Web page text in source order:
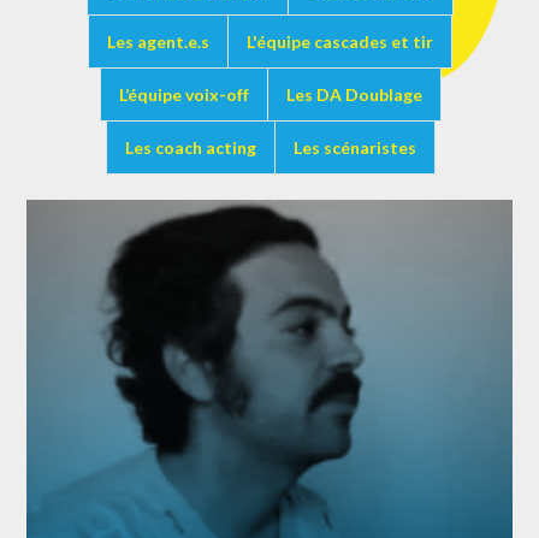
Les agent.e.s L'équipe cascades et tir
L’équipe voix-off Les DA Doublage
Les coach acting Les scénaristes